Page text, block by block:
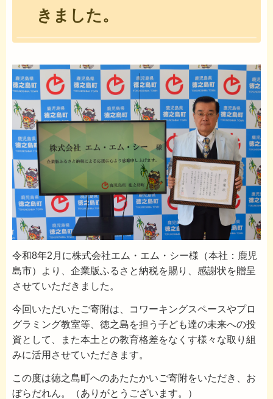
きました。
令和8年2月に株式会社エム・エム・シー様（本社：鹿児
島市）より、企業版ふるさと納税を賜り、感謝状を贈呈
させていただきました。
今回いただいたご寄附は、コワーキングスペースやプロ
グラミング教室等、徳之島を担う子ども達の未来への投
資として、また本土との教育格差をなくす様々な取り組
みに活用させていただきます。
この度は徳之島町へのあたたかいご寄附をいただき、お
ぼらだれん。（ありがとうございます。）